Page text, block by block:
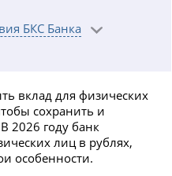
БКС Банка
вклад для физических
сохранить и
2026 году банк
лиц в рублях,
особенности.